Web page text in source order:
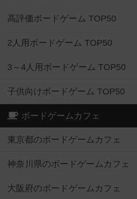
高評価ボードゲーム TOP50
2人用ボードゲーム TOP50
3～4人用ボードゲーム TOP50
子供向けボードゲーム TOP50
ボードゲームカフェ
東京都のボードゲームカフェ
神奈川県のボードゲームカフェ
大阪府のボードゲームカフェ